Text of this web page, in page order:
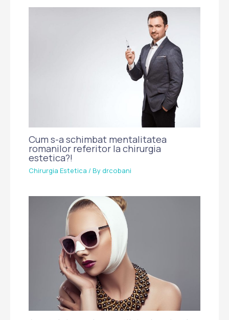
Cum s-a schimbat mentalitatea
romanilor referitor la chirurgia
estetica?!
Chirurgia Estetica / By drcobani